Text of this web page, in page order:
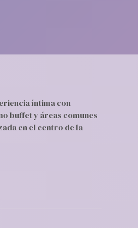
íntima con
buffet y áreas comunes
en el centro de la